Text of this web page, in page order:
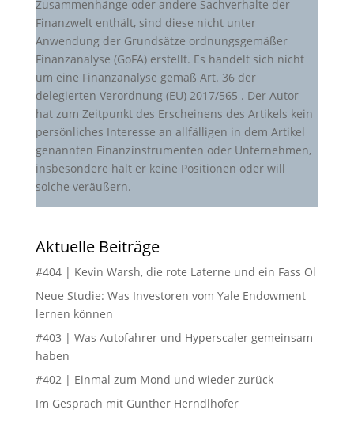
Zusammenhänge oder andere Sachverhalte der
Finanzwelt enthält, sind diese nicht unter
Anwendung der Grundsätze ordnungsgemäßer
Finanzanalyse (GoFA) erstellt. Es handelt sich nicht
um eine Finanzanalyse gemäß Art. 36 der
delegierten Verordnung (EU) 2017/565 . Der Autor
hat zum Zeitpunkt des Erscheinens des Artikels kein
persönliches Interesse an allfälligen in dem Artikel
genannten Finanzinstrumenten oder Unternehmen,
insbesondere hält er keine Positionen oder will
solche veräußern.
Aktuelle Beiträge
#404 | Kevin Warsh, die rote Laterne und ein Fass Öl
Neue Studie: Was Investoren vom Yale Endowment
lernen können
#403 | Was Autofahrer und Hyperscaler gemeinsam
haben
#402 | Einmal zum Mond und wieder zurück
Im Gespräch mit Günther Herndlhofer